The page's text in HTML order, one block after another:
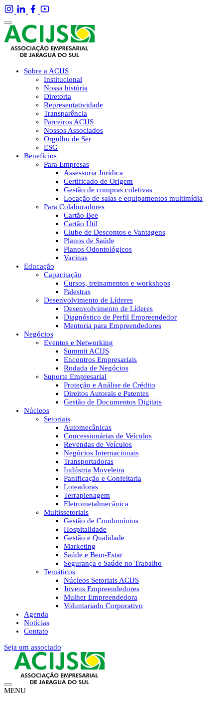
Sobre a ACIJS
Institucional
Nossa história
Diretoria
Representatividade
Transparência
Parceiros ACIJS
Nossos Associados
Orgulho de Ser
ESG
Benefícios
Para Empresas
Assessoria Jurídica
Certificado de Origem
Gestão de compras coletivas
Locação de salas e equipamentos multimídia
Para Colaboradores
Cartão Bee
Cartão Útil
Clube de Descontos e Vantagens
Planos de Saúde
Planos Odontológicos
Vacinas
Educação
Capacitação
Cursos, treinamentos e workshops
Palestras
Desenvolvimento de Líderes
Desenvolvimento de Líderes
Diagnóstico de Perfil Empreendedor
Mentoria para Empreendedores
Negócios
Eventos e Networking
Summit ACIJS
Encontros Empresariais
Rodada de Negócios
Suporte Empresarial
Proteção e Análise de Crédito
Direitos Autorais e Patentes
Gestão de Documentos Digitais
Núcleos
Setoriais
Automecânicas
Concessionárias de Veículos
Revendas de Veículos
Negócios Internacionais
Transportadoras
Indústria Moveleira
Panificação e Confeitaria
Loteadoras
Terraplenagem
Eletrometalmecânica
Multissetoriais
Gestão de Condomínios
Hospitalidade
Gestão e Qualidade
Marketing
Saúde e Bem-Estar
Segurança e Saúde no Trabalho
Temáticos
Núcleos Setoriais ACIJS
Jovens Empreendedores
Mulher Empreendedora
Voluntariado Corporativo
Agenda
Notícias
Contato
Seja um associado
MENU